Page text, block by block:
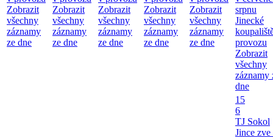
Zobrazit
všechny
záznamy
ze dne
Zobrazit
všechny
záznamy
ze dne
Zobrazit
všechny
záznamy
ze dne
Zobrazit
všechny
záznamy
ze dne
Zobrazit
všechny
záznamy
ze dne
srpnu
Jinecké
provozu
Zobrazit
všechny
záznamy
dne
15
6
TJ Sokol
Jince zve